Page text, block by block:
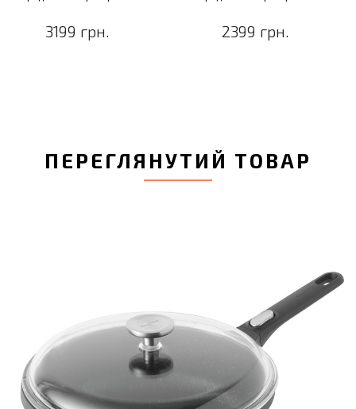
3199 грн. 2399 грн.
ПЕРЕГЛЯНУТИЙ ТОВАР